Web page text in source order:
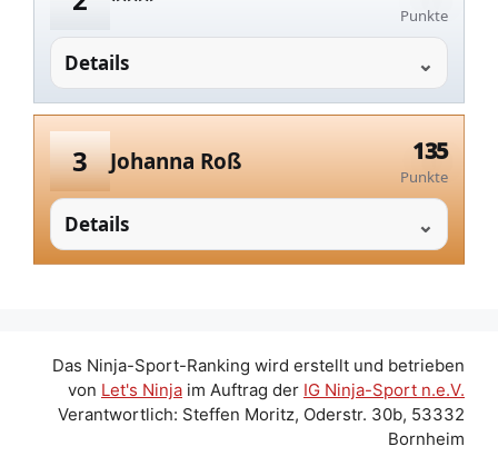
Punkte
Details
3 Johanna Roß 135
Punkte
Details
Das Ninja-Sport-Ranking wird erstellt und betrieben
von Let's Ninja im Auftrag der IG Ninja-Sport n.e.V.
Verantwortlich: Steffen Moritz, Oderstr. 30b, 53332
Bornheim